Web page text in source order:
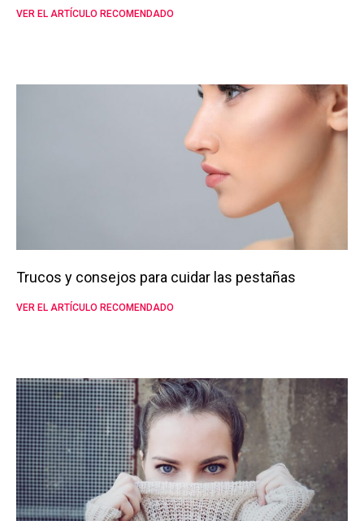
VER EL ARTÍCULO RECOMENDADO
Trucos y consejos para cuidar las pestañas
VER EL ARTÍCULO RECOMENDADO